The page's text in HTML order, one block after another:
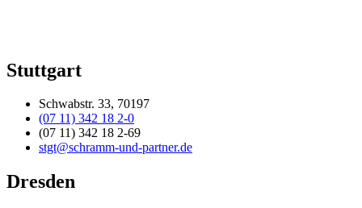
Stuttgart
Schwabstr. 33, 70197
(07 11) 342 18 2-0
(07 11) 342 18 2-69
stgt@schramm-und-partner.de
Dresden